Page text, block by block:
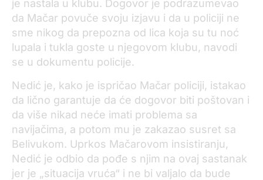
je nastala u klubu. Dogovor je podrazumevao
da Mačar povuče svoju izjavu i da u policiji ne
sme nikog da prepozna od lica koja su tu noć
lupala i tukla goste u njegovom klubu, navodi
se u dokumentu policije.
Nedić je, kako je ispričao Mačar policiji, istakao
da lično garantuje da će dogovor biti poštovan i
da više nikad neće imati problema sa
navijačima, a potom mu je zakazao susret sa
Belivukom. Uprkos Mačarovom insistiranju,
Nedić je odbio da pođe s njim na ovaj sastanak
jer je „situacija vruća“ i ne bi valjalo da bude